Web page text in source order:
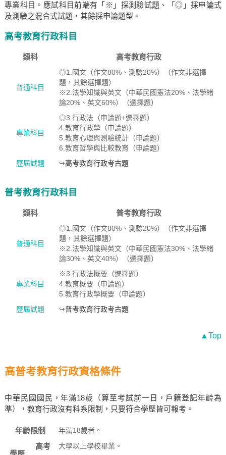
專業科目。應試科目前端有「※」採測驗試題、「◎」採申論式
及測驗之混合式試題，其餘採申論題型。
高考教育行政科目
類科 高考教育行政
普通科目
◎1.國文（作文80%、測驗20%）（作文非選擇
題，其餘選擇題）
※2.法學知識與英文（中華民國憲法20%、法學緒
論20%、英文60%）（選擇題）
專業科目
◎3.行政法（申論題+選擇題）
4.教育行政學（申論題）
5.教育心理與測驗統計（申論題）
6.教育哲學與比較教育（申論題）
歷屆試題
↪高考教育行政考古題
普考教育行政科目
類科 普考教育行政
普通科目
◎1.國文（作文80%、測驗20%）（作文非選擇
題，其餘選擇題）
※2.法學知識與英文（中華民國憲法30%、法學緒
論30%、英文40%）（選擇題）
專業科目
※3.行政法概要（選擇題）
4.教育概要（申論題）
5.教育行政學概要（申論題）
歷屆試題
↪普考教育行政考古題
▲Top
高普考教育行政資格條件
中華民國國民，年滿18歲（算至考試前一日，戶籍登記年齡為
準），教育行政沒有科系限制，只要符合學歷皆可報考。
年齡限制 年滿18歲者。
高考 大學以上學校畢業。